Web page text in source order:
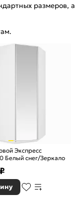
Экспресс
Белый снег/Зеркало